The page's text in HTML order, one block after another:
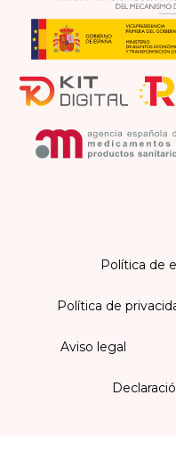
Política de
Política de
Aviso legal